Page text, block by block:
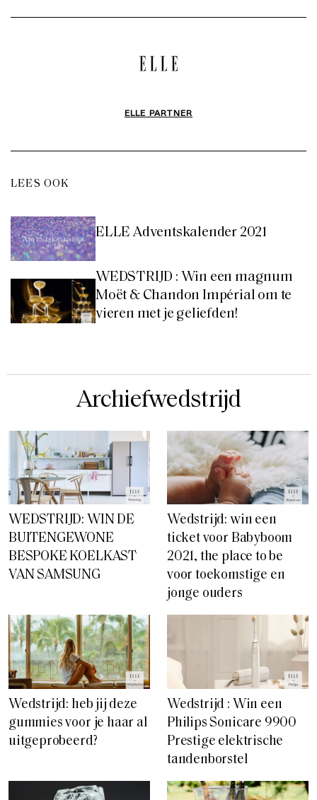
ELLE PARTNER
LEES OOK
ELLE Adventskalender 2021
WEDSTRIJD : Win een magnum
Moët & Chandon Impérial om te
vieren met je geliefden!
Archiefwedstrijd
WEDSTRIJD: WIN DE
BUITENGEWONE
BESPOKE KOELKAST
VAN SAMSUNG
Wedstrijd: win een
ticket voor Babyboom
2021, the place to be
voor toekomstige en
jonge ouders
Wedstrijd: heb jij deze
gummies voor je haar al
uitgeprobeerd?
Wedstrijd : Win een
Philips Sonicare 9900
Prestige elektrische
tandenborstel